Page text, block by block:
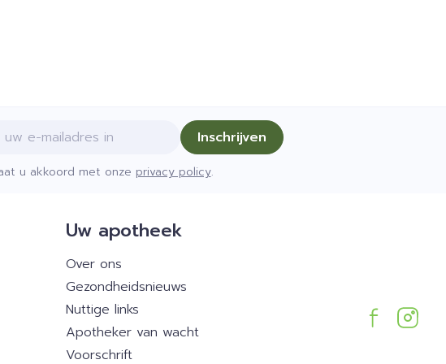
Inschrijven
u akkoord met onze privacy policy.
Uw apotheek
Over ons
Gezondheidsnieuws
Nuttige links
Apotheker van wacht
Voorschrift